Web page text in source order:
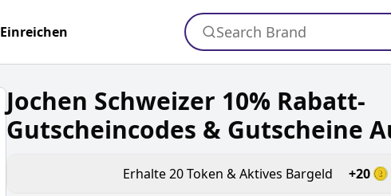
Einreichen Search Brand
Jochen Schweizer 10% Rabatt-
Gutscheincodes & Gutscheine
Erhalte20Token & Aktives Bargeld +20